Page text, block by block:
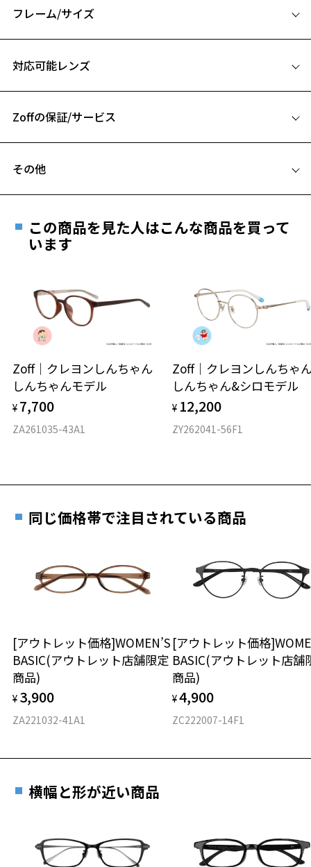
お気に入り
こちら
※柄や色味の出方に個体差があり、画像と異なる場合がございます。
CLASSIC(クラシック) 特集ページをみる
※アウトレット商品は、販売から一定期間経過した商品などです。キ
フレーム/サイズ
B ブリッジ(鼻部分)の横幅：19mm
お持ちのZoffメガネサイズを確認するには？
仕上がり寸法
D 仕上がりの横幅：約149mm
25.3g
※着脱式サングラス：デモレンズ、アタッチメント込みの重さ
タイプ
材質
フロント素材：アセテート
対応可能レンズ
フレームとレンズの合計料金を知りたい方へ
Zoffの保証/サービス
安心1 フレーム１年間品質保証
きます。
※保証期間内に交換が行われた場合、保証期間は初期の期間から
延長されません。
安心2 視力測定無料
視力の変化を早めに発見するために、定期的な視
力測定をおすすめいたします。
す。
もっと見る
その他
ご希望のお客さまは、「レンズ交換券」をお選びのうえ、
最寄りのZoff実店舗にてレンズをお買い求めください。
※サングラスやパッケージ品では「レンズ交換券」はお選び
談ください。
＜メガネの度数情報がわからない方へ＞
オンラインストアでフレームのみ購入して、
実店舗で度付きにできます
ご購入時に「レンズ交換券」をお選びいただくと、実店舗で
度数を測定のうえ、度付きレンズ（標準セットレンズ）へ無
お近くのZoff実店舗にて度数を測定いただけます（無料）。
その際は記入用紙をダウンロードしてお使いください。
ダウンロード
この商品を見た人はこんな商品を買って
います
Zoff｜クレヨンしんちゃん
しんちゃんモデル
¥ 7,700
ZA261035-43A1
Zoff｜クレヨンしんち
しんちゃん&シロモデル
¥ 12,200
ZY262041-56F1
同じ価格帯で注目されている商品
[アウトレット価格]WOMEN’S
BASIC(アウトレット店舗限定
商品)
¥ 3,900
ZA221032-41A1
[アウトレット価格
BASIC(アウトレット店舗
商品)
¥4,900
ZC222007-14F1
横幅と形が近い商品